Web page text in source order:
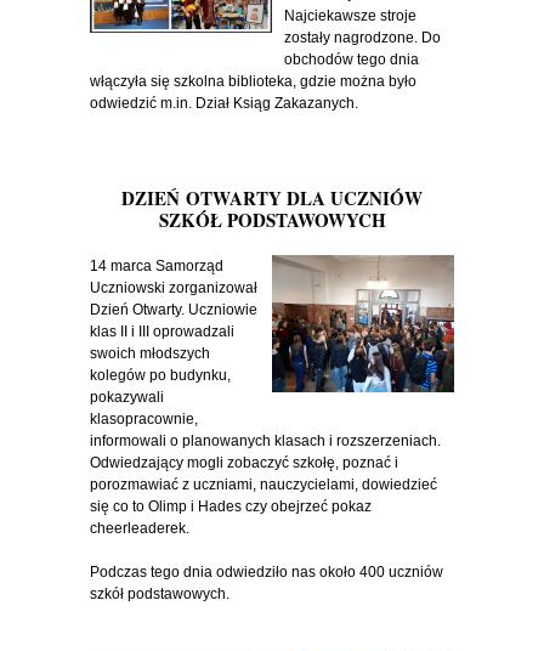
Najciekawsze stroje
zostały nagrodzone. Do
obchodów tego dnia
włączyła się szkolna biblioteka, gdzie można było
odwiedzić m.in. Dział Ksiąg Zakazanych.
DZIEŃ OTWARTY DLA UCZNIÓW
SZKÓŁ PODSTAWOWYCH
14 marca Samorząd
Uczniowski zorganizował
Dzień Otwarty. Uczniowie
klas II i III oprowadzali
swoich młodszych
kolegów po budynku,
pokazywali
klasopracownie,
informowali o planowanych klasach i rozszerzeniach.
Odwiedzający mogli zobaczyć szkołę, poznać i
porozmawiać z uczniami, nauczycielami, dowiedzieć
się co to Olimp i Hades czy obejrzeć pokaz
cheerleaderek.
Podczas tego dnia odwiedziło nas około 400 uczniów
szkół podstawowych.